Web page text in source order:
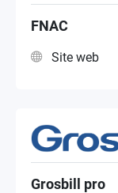
FNAC
Site web
Grosbill pro